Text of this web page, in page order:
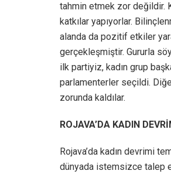
tahmin etmek zor değildir.
katkılar yapıyorlar.
alanda da pozitif etkiler
gerçekleşmiştir. Gururla
ilk partiyiz, kadın grup
parlamenterler seçildi.
zorunda kaldılar.
ROJAVA’DA KADIN
Rojava’da kadın devrimi
dünyada istemsizce talep